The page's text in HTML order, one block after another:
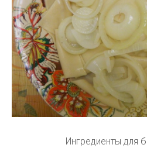
Ингредиенты для